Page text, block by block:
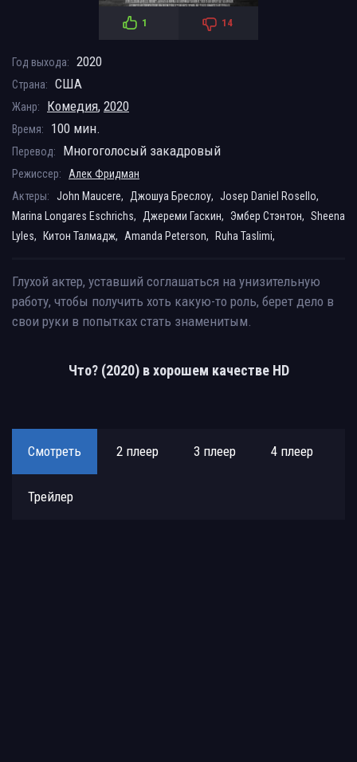
1 14
Год выхода: 2020
Страна: США
Жанр: Комедия, 2020
Время: 100 мин.
Перевод: Многоголосый закадровый
Режиссер:
Алек Фридман
Актеры:
John Maucere, Джошуа Бреслоу, Josep Daniel Rosello,
Marina Longares Eschrichs,
Джереми Гаскин, Эмбер Стэнтон, Sheena
Lyles,
Китон Талмадж, Amanda Peterson, Ruha Taslimi,
Глухой актер, уставший соглашаться на унизительную
работу, чтобы получить хоть какую-то роль, берет дело в
свои руки в попытках стать знаменитым.
Что? (2020) в хорошем качестве HD
Смотреть 2 плеер 3 плеер 4 плеер
Трейлер